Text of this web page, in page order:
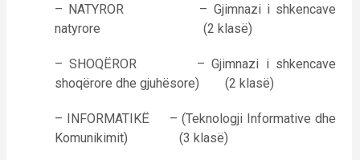
– NATYROR – Gjimnazi i shkencave
natyrore (2 klasë)
– SHOQËROR – Gjimnazi i shkencave
shoqërore dhe gjuhësore) (2 klasë)
– INFORMATIKË – (Teknologji Informative dhe
Komunikimit) (3 klasë)